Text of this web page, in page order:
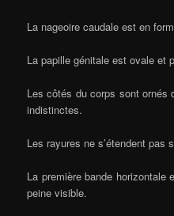
La nageoire caudale est en
La papille génitale est ovale et
Les côtés du corps sont ornés
indistinctes.
Les rayures ne s’étendent pas
La première bande
peine visible.